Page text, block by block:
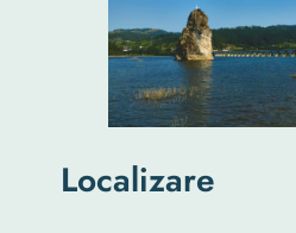
Localizare